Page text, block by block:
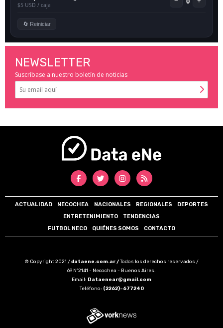
NEWSLETTER
Suscríbase a nuestro boletín de noticias
ACTUALIDAD NECOCHEA NACIONALES REGIONALES
DEPORTES
ENTRETENIMIENTO
TENDENCIAS
FUTBOL NECO
QUIÉNES SOMOS CONTACTO
© Copyright 2021 /dataene.com.ar /Todos los derechos reservados /
69 N°2141 - Necochea - Buenos Aires.
Email: Dataenear@gmail.com
Teléfono: (2262)-677240